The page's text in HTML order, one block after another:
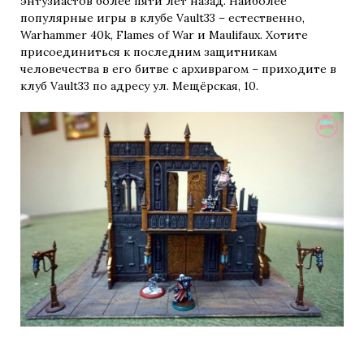
популярные игры в клубе Vault33 – естественно,
Warhammer 40k, Flames of War и Maulifaux. Хотите
присоединиться к последним защитникам
человечества в его битве с архиврагом – приходите в
клуб Vault33 по адресу ул. Мещёрская, 10.